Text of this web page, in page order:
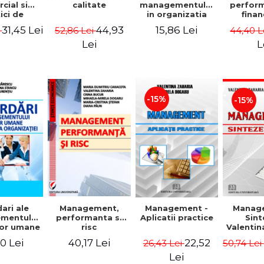
si
de
31,45 Lei
calitate
52,86 Lei44,93
Lei
managementului
in organizatia
moderna -
Gheorghita
15,86 Lei 44,40
ale
umane
Lei
Management,
performanta si
risc
40,17 Lei
-15%
Management -
Aplicatii practice
26,43 Lei22,52
Lei
-15%
50,74 Lei